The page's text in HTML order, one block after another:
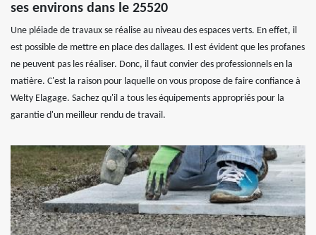
ses environs dans le 25520
Une pléiade de travaux se réalise au niveau des espaces verts. En effet, il
est possible de mettre en place des dallages. Il est évident que les profanes
ne peuvent pas les réaliser. Donc, il faut convier des professionnels en la
matière. C'est la raison pour laquelle on vous propose de faire confiance à
Welty Elagage. Sachez qu'il a tous les équipements appropriés pour la
garantie d'un meilleur rendu de travail.